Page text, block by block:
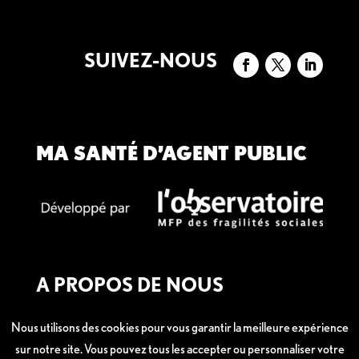
SUIVEZ-NOUS
MA SANTÉ D’AGENT PUBLIC
A PROPOS DE NOUS
Mentions légales
Nous utilisons des cookies pour vous garantir la meilleure expérience
sur notre site. Vous pouvez tous les accepter ou personnaliser votre